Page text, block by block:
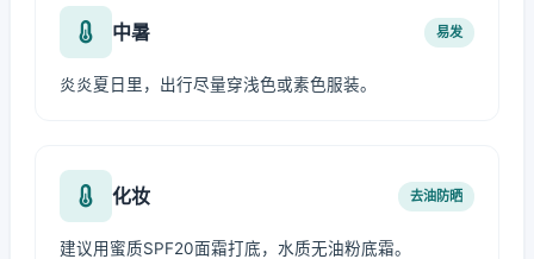
中暑 易发
炎炎夏日里，出行尽量穿浅色或素色服装。
化妆 去油防晒
建议用蜜质SPF20面霜打底，水质无油粉底霜。